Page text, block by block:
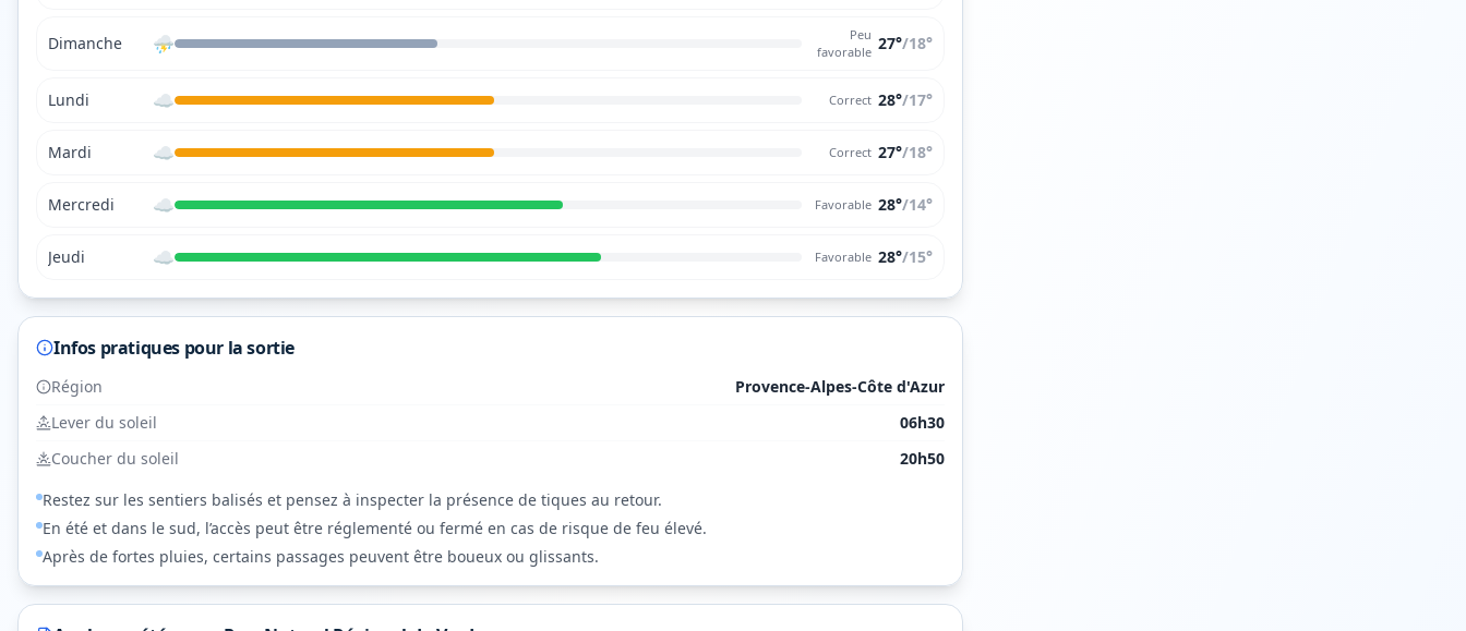
Dimanche ⛈️
Peu
favorable 27°/18°
Lundi ☁️ Correct 28°/17°
Mardi ☁️ Correct 27°/18°
Mercredi ☁️ Favorable 28°/14°
Jeudi ☁️ Favorable 28°/15°
Infos pratiques pour la sortie
Région
Provence-Alpes-Côte d'Azur
Lever du soleil
06h30
Coucher du soleil
20h50
Restez sur les sentiers balisés et pensez à inspecter la présence de tiques au retour.
En été et dans le sud, l’accès peut être réglementé ou fermé en cas de risque de feu élevé.
Après de fortes pluies, certains passages peuvent être boueux ou glissants.